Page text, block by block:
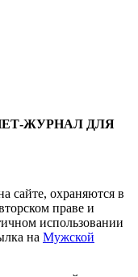
ЖУРНАЛ ДЛЯ
сайте, охраняются в
праве и
использовании
на Мужской